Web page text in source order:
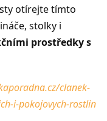
otírejte tímto
stolky i
prostředky s
clanek-
i-pokojovych-rostlin